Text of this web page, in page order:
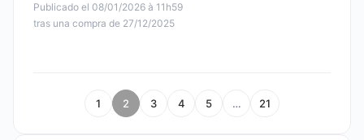
Publicado el 08/01/2026 à 11h59
tras una compra de 27/12/2025
1 2 3 4 5 … 21